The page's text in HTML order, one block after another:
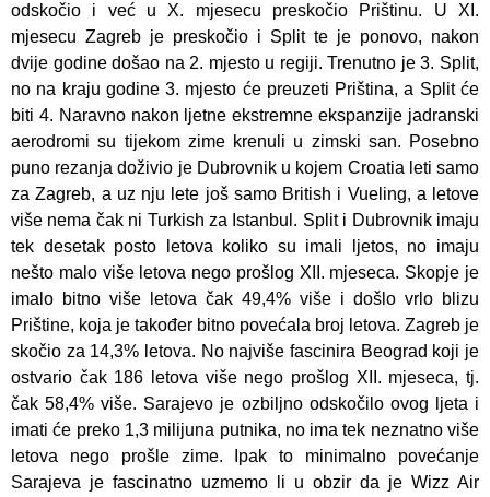
odskočio i već u X. mjesecu preskočio Prištinu. U XI.
mjesecu Zagreb je preskočio i Split te je ponovo, nakon
dvije godine došao na 2. mjesto u regiji. Trenutno je 3. Split,
no na kraju godine 3. mjesto će preuzeti Priština, a Split će
biti 4. Naravno nakon ljetne ekstremne ekspanzije jadranski
aerodromi su tijekom zime krenuli u zimski san. Posebno
puno rezanja doživio je Dubrovnik u kojem Croatia leti samo
za Zagreb, a uz nju lete još samo British i Vueling, a letove
više nema čak ni Turkish za Istanbul. Split i Dubrovnik imaju
tek desetak posto letova koliko su imali ljetos, no imaju
nešto malo više letova nego prošlog XII. mjeseca. Skopje je
imalo bitno više letova čak 49,4% više i došlo vrlo blizu
Prištine, koja je također bitno povećala broj letova. Zagreb je
skočio za 14,3% letova. No najviše fascinira Beograd koji je
ostvario čak 186 letova više nego prošlog XII. mjeseca, tj.
čak 58,4% više. Sarajevo je ozbiljno odskočilo ovog ljeta i
imati će preko 1,3 milijuna putnika, no ima tek neznatno više
letova nego prošle zime. Ipak to minimalno povećanje
Sarajeva je fascinatno uzmemo li u obzir da je Wizz Air